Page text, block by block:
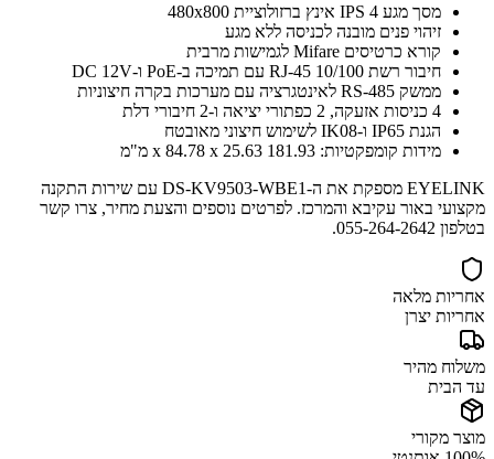
מסך מגע IPS 4 אינץ ברזולוציית 480x800
זיהוי פנים מובנה לכניסה ללא מגע
קורא כרטיסים Mifare לגמישות מרבית
חיבור רשת RJ-45 10/100 עם תמיכה ב-PoE ו-DC 12V
ממשק RS-485 לאינטגרציה עם מערכות בקרה חיצוניות
4 כניסות אזעקה, 2 כפתורי יציאה ו-2 חיבורי דלת
הגנת IP65 ו-IK08 לשימוש חיצוני מאובטח
מידות קומפקטיות: 181.93 x 84.78 x 25.63 מ"מ
EYELINK מספקת את ה-DS-KV9503-WBE1 עם שירות התקנה
מקצועי באור עקיבא והמרכז. לפרטים נוספים והצעת מחיר, צרו קשר
בטלפון 055-264-2642.
אחריות מלאה
אחריות יצרן
משלוח מהיר
עד הבית
מוצר מקורי